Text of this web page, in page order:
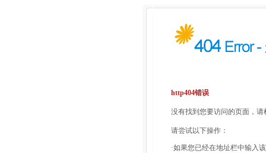
http404错误
没有找到您要访问的页面，
请尝试以下操作：
·如果您已经在地址栏中输入